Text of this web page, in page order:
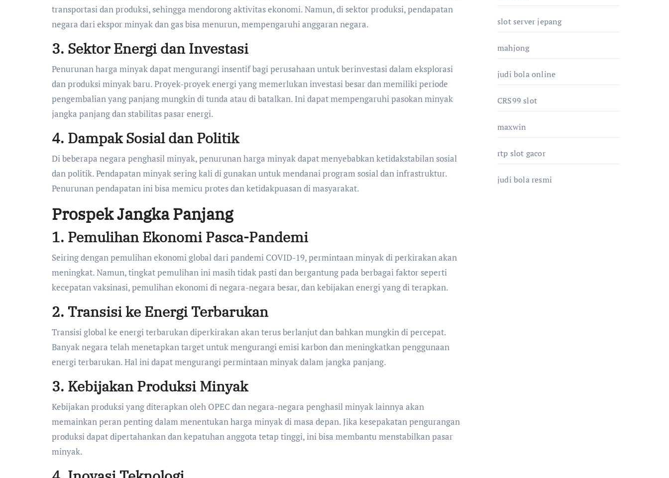
transportasi dan produksi, sehingga mendorong aktivitas ekonomi. Namun, di sektor produksi, pendapatan
negara dari ekspor minyak dan gas bisa menurun, mempengaruhi anggaran negara.
3. Sektor Energi dan Investasi
Penurunan harga minyak dapat mengurangi insentif bagi perusahaan untuk berinvestasi dalam eksplorasi
dan produksi minyak baru. Proyek-proyek energi yang memerlukan investasi besar dan memiliki periode
pengembalian yang panjang mungkin di tunda atau di batalkan. Ini dapat mempengaruhi pasokan minyak
jangka panjang dan stabilitas pasar energi.
4. Dampak Sosial dan Politik
Di beberapa negara penghasil minyak, penurunan harga minyak dapat menyebabkan ketidakstabilan sosial
dan politik. Pendapatan minyak sering kali di gunakan untuk mendanai program sosial dan infrastruktur.
Penurunan pendapatan ini bisa memicu protes dan ketidakpuasan di masyarakat.
Prospek Jangka Panjang
1. Pemulihan Ekonomi Pasca-Pandemi
Seiring dengan pemulihan ekonomi global dari pandemi COVID-19, permintaan minyak di perkirakan akan
meningkat. Namun, tingkat pemulihan ini masih tidak pasti dan bergantung pada berbagai faktor seperti
kecepatan vaksinasi, pemulihan ekonomi di negara-negara besar, dan kebijakan energi yang di terapkan.
2. Transisi ke Energi Terbarukan
Transisi global ke energi terbarukan diperkirakan akan terus berlanjut dan bahkan mungkin di percepat.
Banyak negara telah menetapkan target untuk mengurangi emisi karbon dan meningkatkan penggunaan
energi terbarukan. Hal ini dapat mengurangi permintaan minyak dalam jangka panjang.
3. Kebijakan Produksi Minyak
Kebijakan produksi yang diterapkan oleh OPEC dan negara-negara penghasil minyak lainnya akan
memainkan peran penting dalam menentukan harga minyak di masa depan. Jika kesepakatan pengurangan
produksi dapat dipertahankan dan kepatuhan anggota tetap tinggi, ini bisa membantu menstabilkan pasar
minyak.
slot server jepang
mahjong
judi bola online
CRS99 slot
maxwin
rtp slot gacor
judi bola resmi